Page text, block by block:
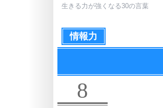
生きる力が強くなる30の言葉
情報力
8